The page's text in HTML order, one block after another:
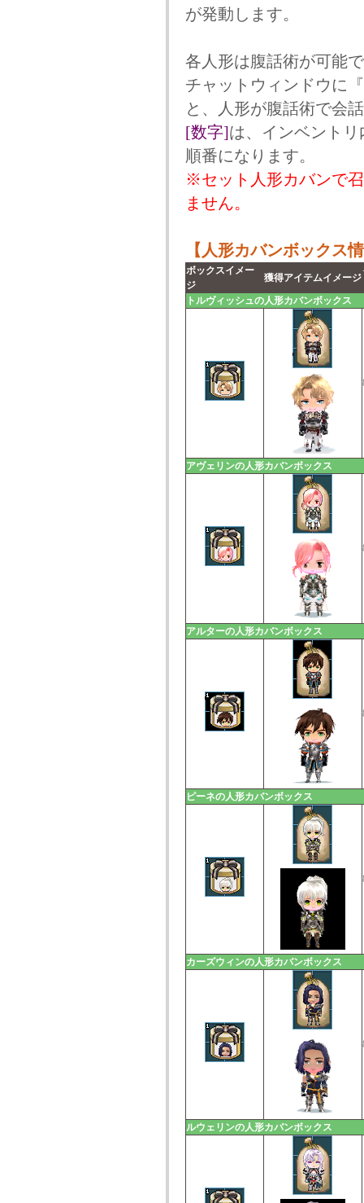
が発動します。
各人形は腹話術が可能
チャットウィンドウに
と、人形が腹話術で会
[数字]は、インベント
順番になります。
※セット人形カバンで
ません。
【人形カバンボックス
ボックスイメー
ジ
獲得アイテムイメージ
トルヴィッシュの人形カバンボックス
アヴェリンの人形カバンボックス
アルターの人形カバンボックス
ピーネの人形カバンボックス
カーズウィンの人形カバンボックス
ルウェリンの人形カバンボックス